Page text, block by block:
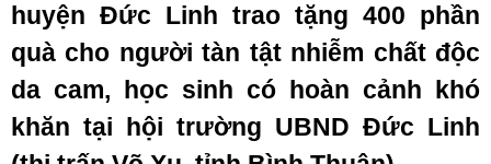
huyện Đức Linh trao tặng 400 phần
quà cho người tàn tật nhiễm chất độc
da cam, học sinh có hoàn cảnh khó
khăn tại hội trường UBND Đức Linh